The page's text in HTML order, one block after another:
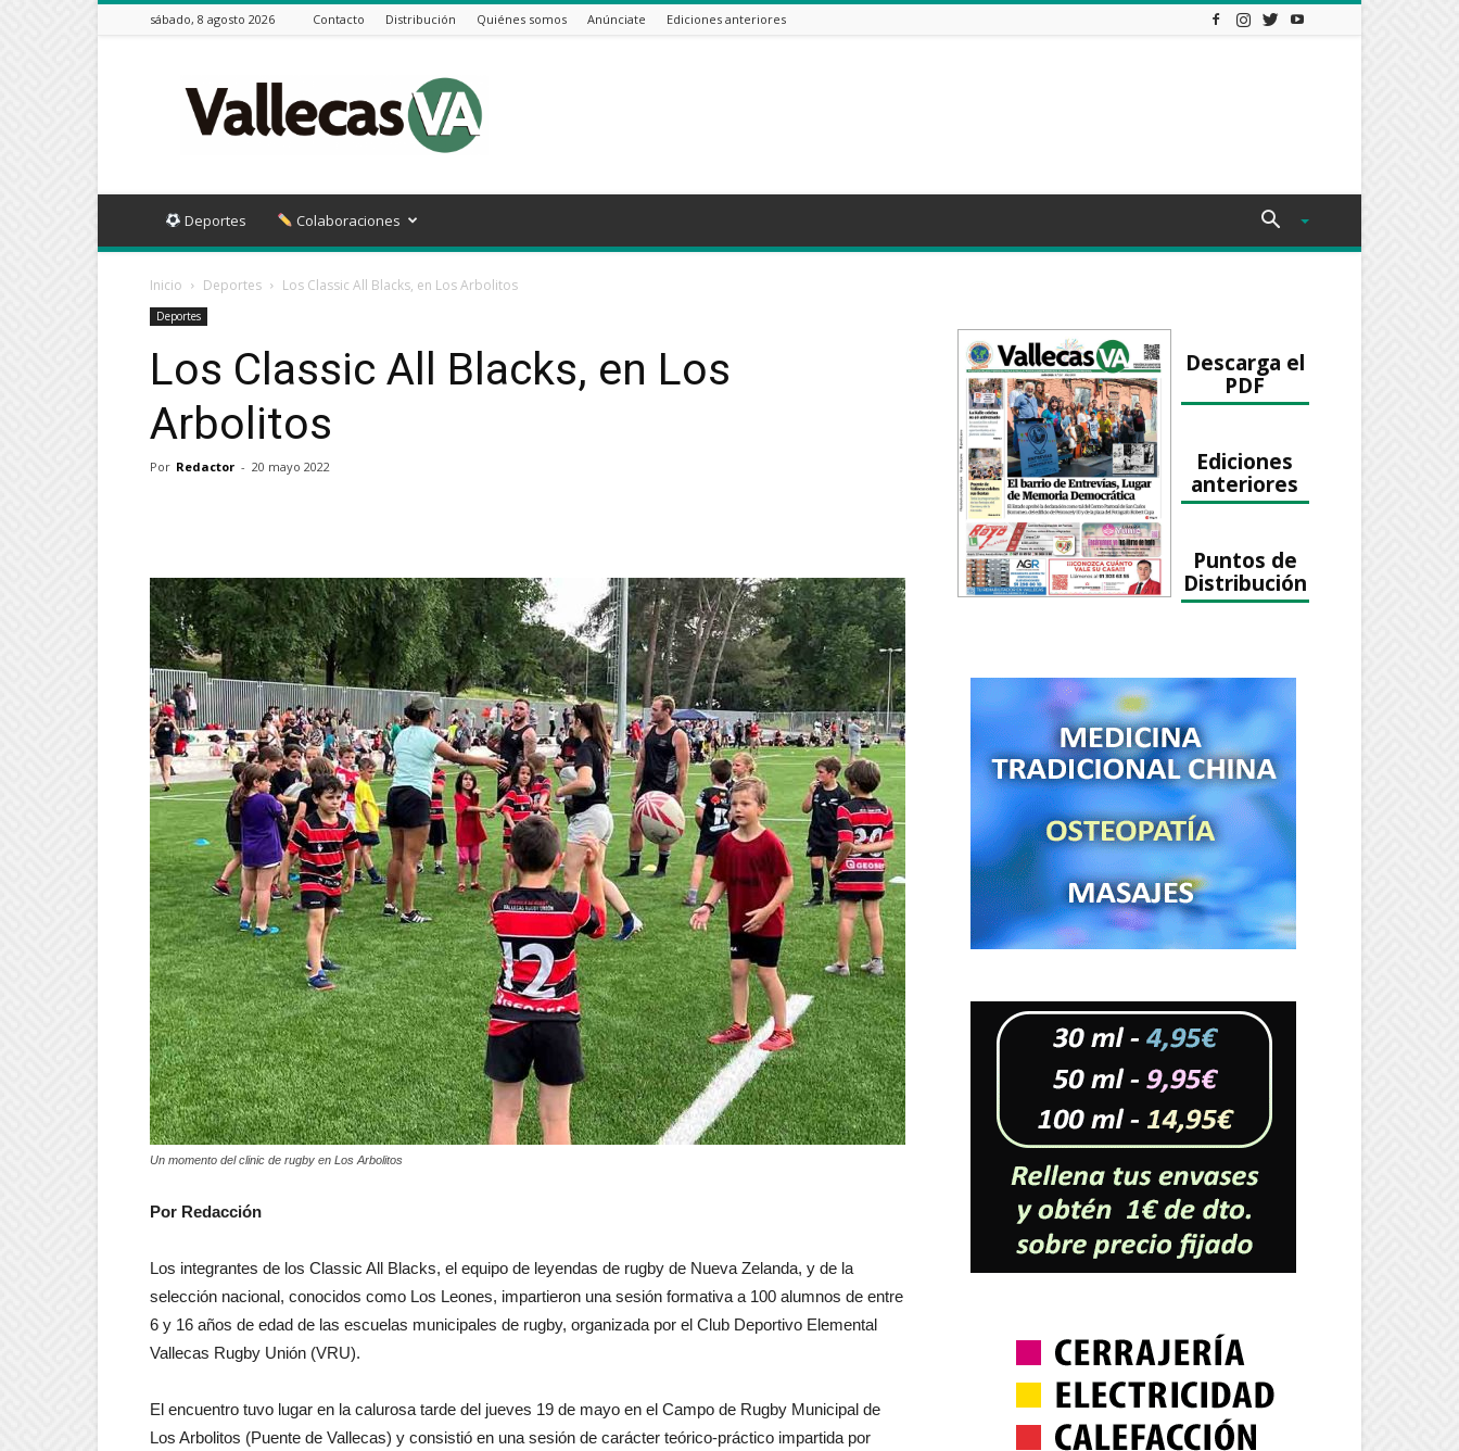
sábado, 8 agosto 2026 Contacto Distribución Quiénes somos Anúnciate Ediciones anteriores
VA
Deportes Colaboraciones
Inicio Deportes Los Classic All Blacks, en Los Arbolitos
Deportes
Los Classic All Blacks, en Los
Arbolitos
Por Redactor - 20 mayo 2022
Un momento del clinic de rugby en Los Arbolitos
Por Redacción
Los integrantes de los Classic All Blacks, el equipo de leyendas de rugby de Nueva Zelanda, y de la
selección nacional, conocidos como Los Leones, impartieron una sesión formativa a 100 alumnos de entre
6 y 16 años de edad de las escuelas municipales de rugby, organizada por el Club Deportivo Elemental
Vallecas Rugby Unión (VRU).
El encuentro tuvo lugar en la calurosa tarde del jueves 19 de mayo en el Campo de Rugby Municipal de
Los Arbolitos (Puente de Vallecas) y consistió en una sesión de carácter teórico-práctico impartida por
Descarga el
PDF
Ediciones
anteriores
Puntos de
Distribución